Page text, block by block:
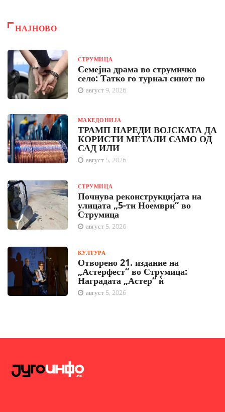
НАЈНОВО
СТРУМИЦА
Семејна драма во струмичко
село: Татко го турнал синот по
август 9, 2026
МАКЕДОНИЈА
ТРАМП НАРЕДИ ВОЈСКАТА ДА
КОРИСТИ МЕТАЛИ САМО ОД
САД ИЛИ
август 5, 2026
СТРУМИЦА
Почнува реконструкцијата на
улицата „5-ти Ноември“ во
Струмица
август 5, 2026
КУЛТУРА
Отворено 21. издание на
„Астерфест“ во Струмица:
Наградата „Астер“ ѝ
август 5, 2026